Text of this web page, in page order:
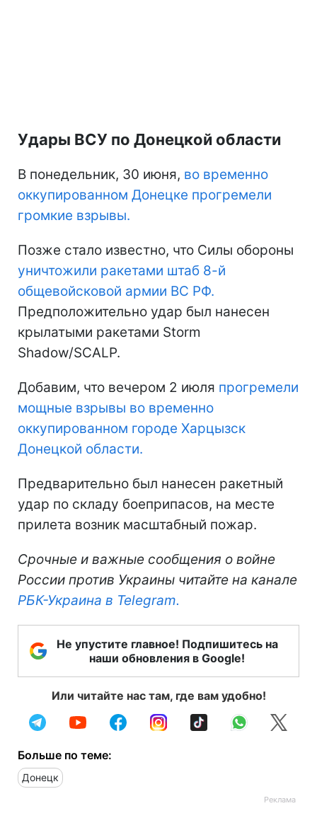
Удары ВСУ по Донецкой области
В понедельник, 30 июня, во временно
оккупированном Донецке прогремели
громкие взрывы.
Позже стало известно, что Силы обороны
уничтожили ракетами штаб 8-й
общевойсковой армии ВС РФ.
Предположительно удар был нанесен
крылатыми ракетами Storm
Shadow/SCALP.
Добавим, что вечером 2 июля прогремели
мощные взрывы во временно
оккупированном городе Харцызск
Донецкой области.
Предварительно был нанесен ракетный
удар по складу боеприпасов, на месте
прилета возник масштабный пожар.
Срочные и важные сообщения о войне
России против Украины читайте на канале
РБК-Украина в Telegram.
Не упустите главное! Подпишитесь на
наши обновления в Google!
Или читайте нас там, где вам удобно!
Больше по теме:
Донецк